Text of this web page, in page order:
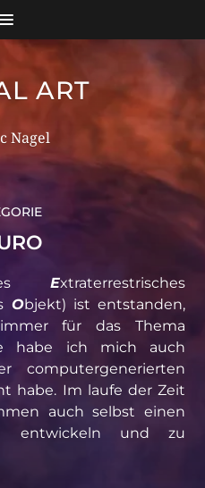
ART
Nagel
Extraterrestrisches
Objekt) ist entstanden,
für das Thema
habe ich mich auch
computergenerierten
habe. Im laufe der Zeit
auch selbst einen
entwickeln und zu